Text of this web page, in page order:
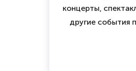
концерты,
другие события